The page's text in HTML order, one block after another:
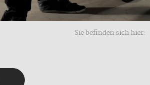
Sie befinden sich hier: